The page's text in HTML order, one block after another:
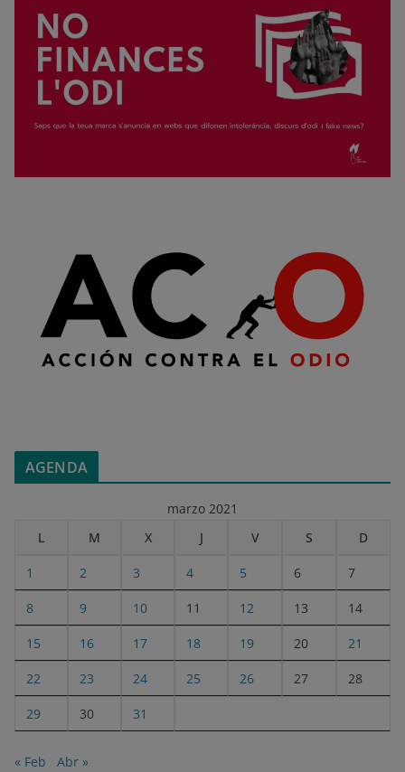
AGENDA
marzo 2021
L
M X J V S D
1 2 3 4 5 6 7
8 9 10 11 12 13 14
15 16 17 18 19 20 21
22 23 24 25 26 27 28
29 30 31
« Feb Abr »